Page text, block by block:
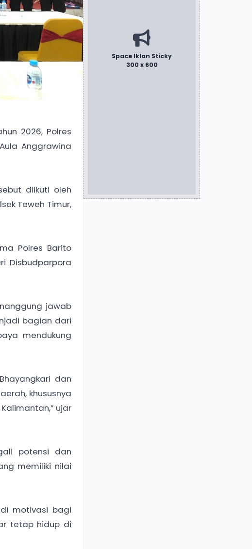
2026, Polres
Anggrawina
diikuti oleh
Teweh Timur,
Polres Barito
Disbudparpora
jawab
bagian dari
mendukung
dan
khususnya
ujar
potensi dan
memiliki nilai
motivasi bagi
tetap hidup di
Space Iklan Sticky
300 x 600